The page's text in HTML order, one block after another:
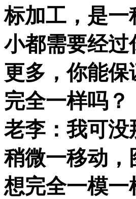
标加工，是
小都需要经
更多，你能
完全一样吗？
老李：我可
稍微一移动
想完全一模